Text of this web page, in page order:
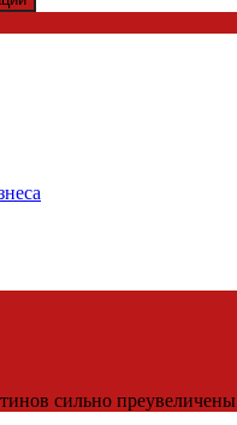
сильно преувеличены